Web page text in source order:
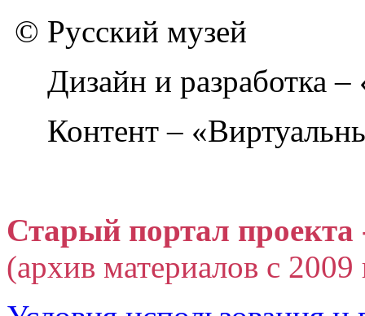
© Русский музей
Дизайн и разработка
Контент –
Старый портал
(архив материалов с